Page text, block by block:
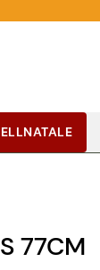
77CM